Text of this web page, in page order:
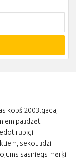
kopš 2003.gada,
palīdzēt
rūpīgi
sekot līdzi
sasniegs mērķi.